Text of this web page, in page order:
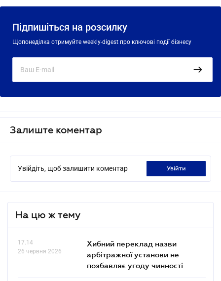
Підпишіться на розсилку
Щопонеділка отримуйте weekly-digest про ключові події бізнесу
Залиште коментар
Увійдіть, щоб залишити коментар увійти
На цю ж тему
17.14
26 червня 2026
Хибний переклад назви
арбітражної установи не
позбавляє угоду чинності